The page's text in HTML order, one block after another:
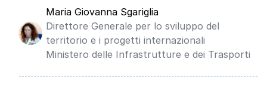
Maria Giovanna Sgariglia
Direttore Generale per lo sviluppo del
territorio e i progetti internazionali
Ministero delle Infrastrutture e dei Trasporti